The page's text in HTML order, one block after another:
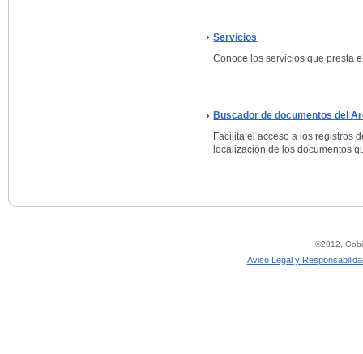
Servicios
Conoce los servicios que presta
Buscador de documentos del
Facilita el acceso a los registros
localización de los documentos
©2012,
Aviso Legal y